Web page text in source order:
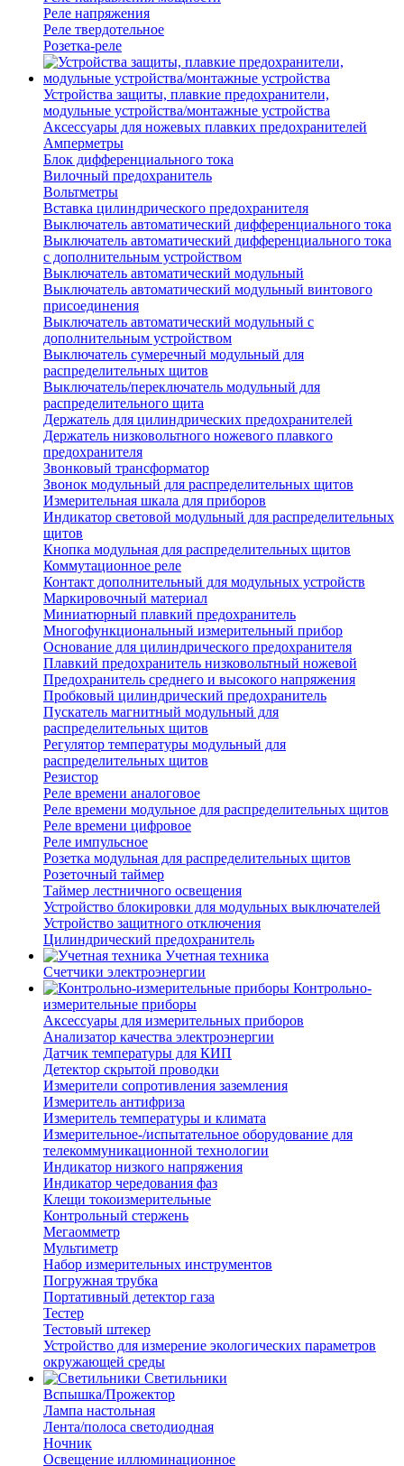
Реле напряжения
Реле твердотельное
Розетка-реле
Устройства защиты, плавкие предохранители,
модульные устройства/монтажные устройства
Аксессуары для ножевых плавких предохранителей
Амперметры
Блок дифференциального тока
Вилочный предохранитель
Вольтметры
Вставка цилиндрического предохранителя
Выключатель автоматический дифференциального тока
Выключатель автоматический дифференциального тока
с дополнительным устройством
Выключатель автоматический модульный
Выключатель автоматический модульный винтового
присоединения
Выключатель автоматический модульный с
дополнительным устройством
Выключатель сумеречный модульный для
распределительных щитов
Выключатель/переключатель модульный для
распределительного щита
Держатель для цилиндрических предохранителей
Держатель низковольтного ножевого плавкого
предохранителя
Звонковый трансформатор
Звонок модульный для распределительных щитов
Измерительная шкала для приборов
Индикатор световой модульный для распределительных
щитов
Кнопка модульная для распределительных щитов
Коммутационное реле
Контакт дополнительный для модульных устройств
Маркировочный материал
Миниатюрный плавкий предохранитель
Многофункциональный измерительный прибор
Основание для цилиндрического предохранителя
Плавкий предохранитель низковольтный ножевой
Предохранитель среднего и высокого напряжения
Пробковый цилиндрический предохранитель
Пускатель магнитный модульный для
распределительных щитов
Регулятор температуры модульный для
распределительных щитов
Резистор
Реле времени аналоговое
Реле времени модульное для распределительных щитов
Реле времени цифровое
Реле импульсное
Розетка модульная для распределительных щитов
Розеточный таймер
Таймер лестничного освещения
Устройство блокировки для модульных выключателей
Устройство защитного отключения
Цилиндрический предохранитель
Учетная техника
Счетчики электроэнергии
Контрольно-
измерительные приборы
Аксессуары для измерительных приборов
Анализатор качества электроэнергии
Датчик температуры для КИП
Детектор скрытой проводки
Измерители сопротивления заземления
Измеритель антифриза
Измеритель температуры и климата
Измерительное-/испытательное оборудование для
телекоммуникационной технологии
Индикатор низкого напряжения
Индикатор чередования фаз
Клещи токоизмерительные
Контрольный стержень
Мегаомметр
Мультиметр
Набор измерительных инструментов
Погружная трубка
Портативный детектор газа
Тестер
Тестовый штекер
Устройство для измерение экологических параметров
окружающей среды
Светильники
Вспышка/Прожектор
Лампа настольная
Лента/полоса светодиодная
Ночник
Освещение иллюминационное